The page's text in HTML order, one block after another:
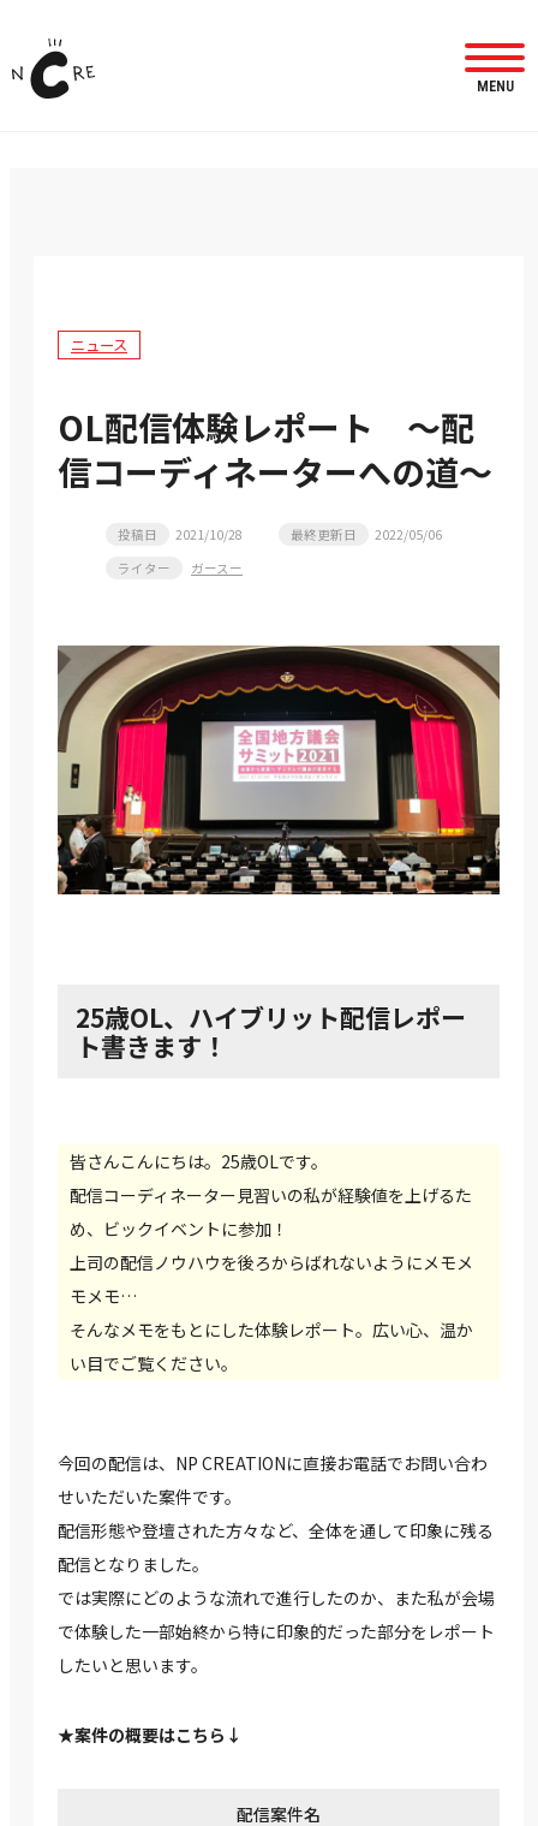
MENU
ニュース
OL配信体験レポート ～配
信コーディネーターへの道～
投稿日 2021/10/28 最終更新日
2022/05/06
ライター
ガースー
25歳OL、ハイブリット配信レポー
ト書きます！
皆さんこんにちは。25歳OLです。
配信コーディネーター見習いの私が経験値を上げるた
め、ビックイベントに参加！
上司の配信ノウハウを後ろからばれないようにメモメ
モメモ…
そんなメモをもとにした体験レポート。広い心、温か
い目でご覧ください。
今回の配信は、NP CREATIONに直接お電話でお問い合わ
せいただいた案件です。
配信形態や登壇された方々など、全体を通して印象に残る
配信となりました。
では実際にどのような流れで進行したのか、また私が会場
で体験した一部始終から特に印象的だった部分をレポート
したいと思います。
★案件の概要はこちら↓
配信案件名